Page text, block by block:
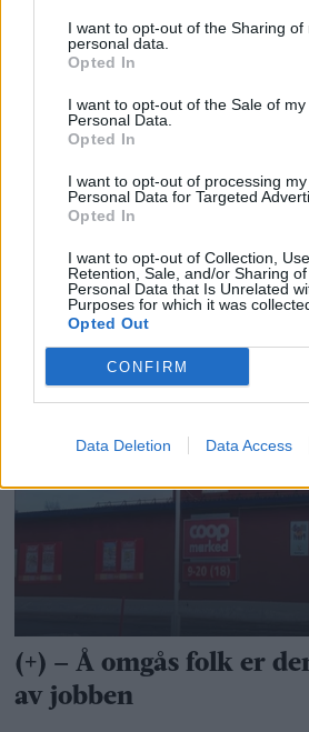
I want to opt-out of the Sharing of
personal data.
Opted In
I want to opt-out of the Sale of my
Personal Data.
Opted In
I want to opt-out of processing my
Personal Data for Targeted
Opted In
I want to opt-out of Collection, Use,
Retention, Sale, and/or Sharing
Personal Data that Is Unrelated
Purposes for which it was
Opted Out
CONFIRM
Data Deletion Data Access